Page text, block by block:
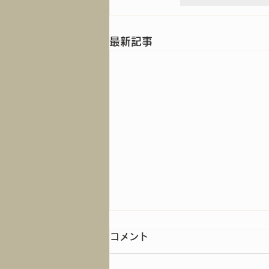
最新記事
コメント